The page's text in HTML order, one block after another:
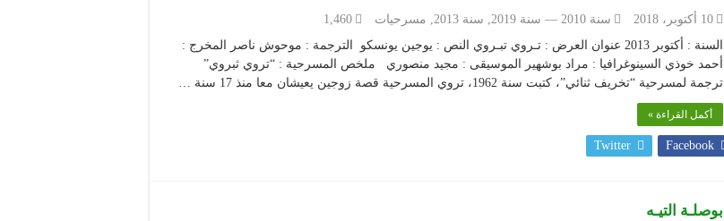
10 أكتوبر، 2018 سنة 2010 — سنة 2019 سنة 2013 مسرحيات
1,460
السنة : أكتوبر 2013 عنوان العرض : تـروي تبـروي النص : يوجين يونسكو الترجمة : موحوش ناصر المخرج :
أحمد خوذي السينوغرافيا : مراد بوشهير الموسيقى : مجيد منصوري ملخص المسرحية : “تروي ثبروي”
ترجمة لمسرحية “تخريف ثنائي”، كتبت سنة 1962، تروي المسرحية قصة زوجين يعيشان معا منذ 17 سنة …
أكمل القراءة »
Facebook
Twitter
بوصلـة التيـه